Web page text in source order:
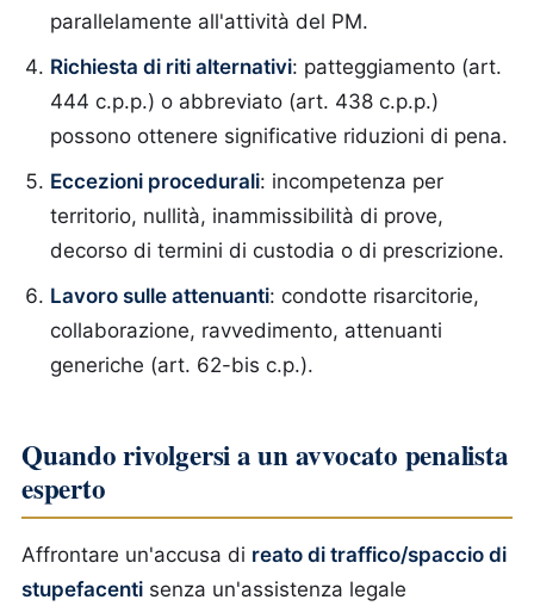
parallelamente all'attività del PM.
Richiesta di riti alternativi: patteggiamento (art.
444 c.p.p.) o abbreviato (art. 438 c.p.p.)
possono ottenere significative riduzioni di pena.
Eccezioni procedurali: incompetenza per
territorio, nullità, inammissibilità di prove,
decorso di termini di custodia o di prescrizione.
Lavoro sulle attenuanti: condotte risarcitorie,
collaborazione, ravvedimento, attenuanti
generiche (art. 62-bis c.p.).
Quando rivolgersi a un avvocato penalista
esperto
Affrontare un'accusa di reato di traffico/spaccio di
stupefacenti senza un'assistenza legale